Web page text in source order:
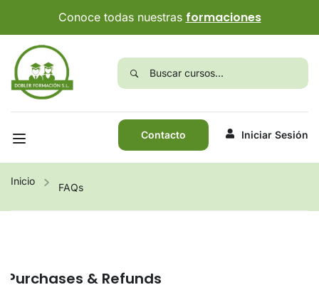
Conoce todas nuestras formaciones
Contacto Iniciar Sesión
Inicio
FAQs
Purchases & Refunds